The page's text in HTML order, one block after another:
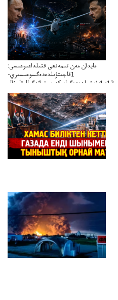
مايدان مەن تىمەنعى قتىلداعىوعىسى:
1قاجىتۋىلدەدەگسوعىسىري-